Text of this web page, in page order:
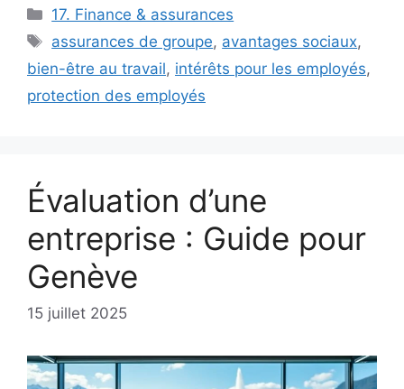
Catégories
17. Finance & assurances
Étiquettes
assurances de groupe, avantages sociaux,
bien-être au travail, intérêts pour les employés,
protection des employés
Évaluation d’une
entreprise : Guide pour
Genève
15 juillet 2025